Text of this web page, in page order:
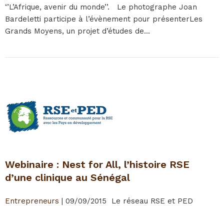
‘’L’Afrique, avenir du monde’’. Le photographe Joan
Bardeletti participe à l’évènement pour présenterLes
Grands Moyens, un projet d’études de...
Webinaire : Nest for All, l’histoire RSE
d’une clinique au Sénégal
Entrepreneurs | 09/09/2015 Le réseau RSE et PED